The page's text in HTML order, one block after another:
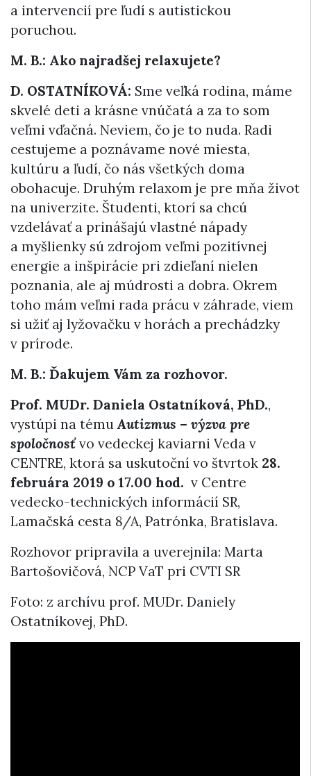
a intervencií pre ľudí s autistickou
poruchou.
M. B.: Ako najradšej relaxujete?
D. OSTATNÍKOVÁ: Sme veľká rodina, máme
skvelé deti a krásne vnúčatá a za to som
veľmi vďačná. Neviem, čo je to nuda. Radi
cestujeme a poznávame nové miesta,
kultúru a ľudí, čo nás všetkých doma
obohacuje. Druhým relaxom je pre mňa život
na univerzite. Študenti, ktorí sa chcú
vzdelávať a prinášajú vlastné nápady
a myšlienky sú zdrojom veľmi pozitívnej
energie a inšpirácie pri zdieľaní nielen
poznania, ale aj múdrosti a dobra. Okrem
toho mám veľmi rada prácu v záhrade, viem
si užiť aj lyžovačku v horách a prechádzky
v prírode.
M. B.: Ďakujem Vám za rozhovor.
Prof. MUDr. Daniela Ostatníková, PhD.,
vystúpi na témuAutizmus – výzva pre
spoločnosťvo vedeckej kaviarni Veda v
CENTRE, ktorá sa uskutoční vo štvrtok 28.
februára 2019 o 17.00 hod. v Centre
vedecko-technických informácií SR,
Lamačská cesta 8/A, Patrónka, Bratislava.
Rozhovor pripravila a uverejnila: Marta
Bartošovičová, NCP VaT pri CVTI SR
Foto: z archívu prof. MUDr. Daniely
Ostatníkovej, PhD.